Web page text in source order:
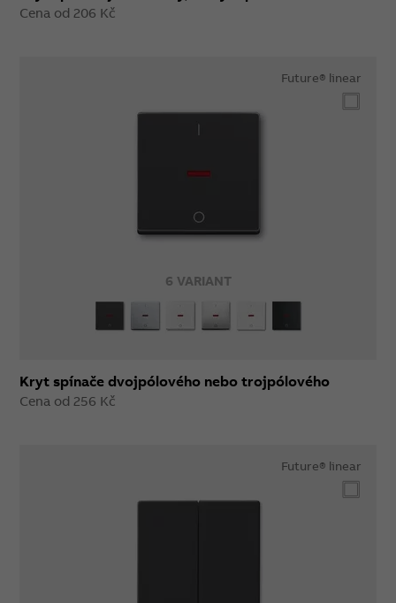
Cena od 206 Kč
6 VARIANT
Future® linear
Kryt spínače dvojpólového nebo trojpólového
Cena od 256 Kč
Future® linear